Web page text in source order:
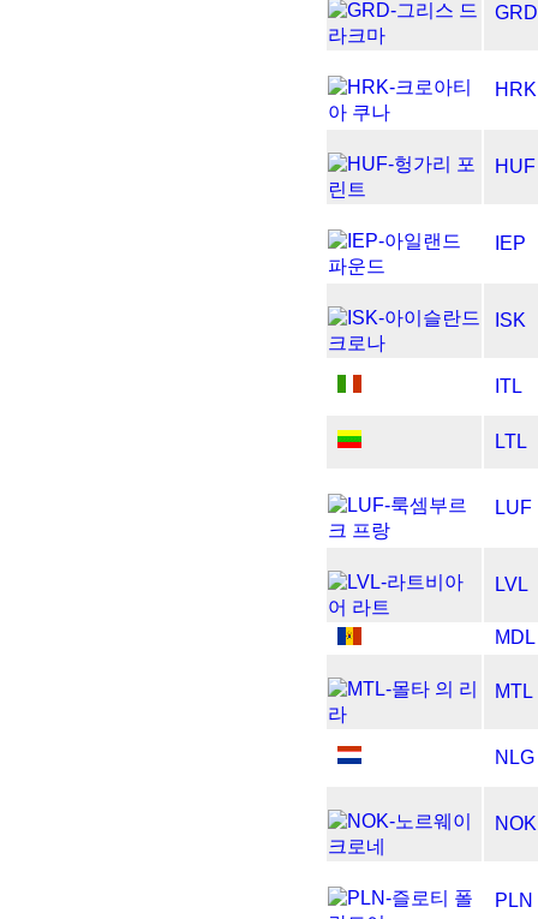
GRD
HRK
HUF
IEP
ISK
ITL
LTL
LUF
LVL
MDL
MTL
NLG
NOK
PLN